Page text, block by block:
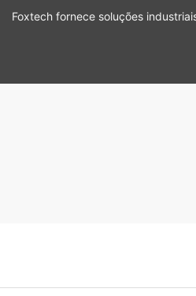
Foxtech fornece soluções